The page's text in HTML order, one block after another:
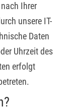
Ihrer
unsere IT-
Daten
Uhrzeit des
erfolgt